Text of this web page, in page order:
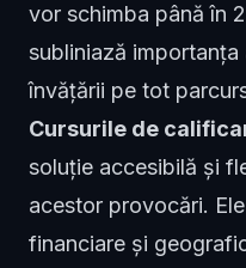
vor schimba până în
subliniază
învățării pe tot
Cursurile de
soluție accesibilă și
acestor provocări.
financiare și